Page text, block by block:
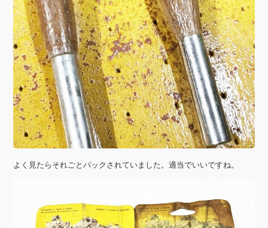
よく見たらそれごとパックされていました。適当でいいですね。